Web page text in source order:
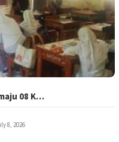
08 K…
8, 2026